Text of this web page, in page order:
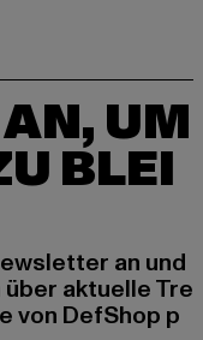
UM
BLEI
an und
aktuelle Tre
von DefShop p